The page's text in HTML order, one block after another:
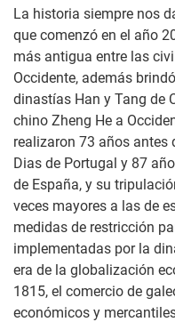
La historia siempre nos
que comenzó en el año
más antigua entre las
Occidente, además
dinastías Han y Tang de
chino Zheng He a
realizaron 73 años antes
Dias de Portugal y 87
de España, y su
veces mayores a las de
medidas de restricción
implementadas por la
era de la globalización
1815, el comercio de
económicos y